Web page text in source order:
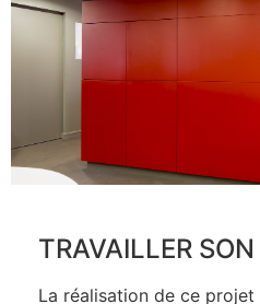
TRAVAILLER
La réalisation de ce projet